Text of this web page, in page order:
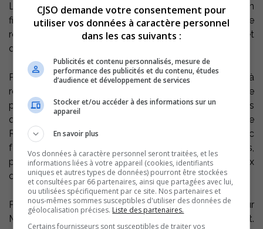
Le député de Richelieu annonce une contribution
financière, au montant de 10 000 $, pour le projet de
rénovation de la salle de spectacles Georges-Codling et
du 28, rue du Roi dont les travaux débuteront sous peu.
Par voie de communiqué, Azimut diffusion tient à
remercier le député Sylvain Rochon pour cette
participation, qui fait de lui «un des partenaires majeurs
qui ont permis de réaliser le projet. Le député de
Richelieu a toujours soutenu le secteur culturel avec
force et conviction, cette annonce vient une fois de plus,
prouver l’importance que Sylvain Rochon accorde aux
organismes du milieu».
Pour sa part, le président d’Azimut diffusion, monsieur
Marc Vigneault, se dit très heureux de ce partenariat.
CJSO demande votre consentement pour
utiliser vos données à caractère personnel
dans les cas suivants :
Publicités et contenu personnalisés, mesure de
performance des publicités et du contenu, études
d’audience et développement de services
Stocker et/ou accéder à des informations sur un
appareil
En savoir plus
Vos données à caractère personnel seront traitées, et les
informations liées à votre appareil (cookies, identifiants
uniques et autres types de données) pourront être stockées
et consultées par 66 partenaires, ainsi que partagées avec lui,
ou utilisées spécifiquement par ce site. Nos partenaires et
nous-mêmes sommes susceptibles d'utiliser des données de
géolocalisation précises. Liste des partenaires.
Certains fournisseurs sont susceptibles de traiter vos